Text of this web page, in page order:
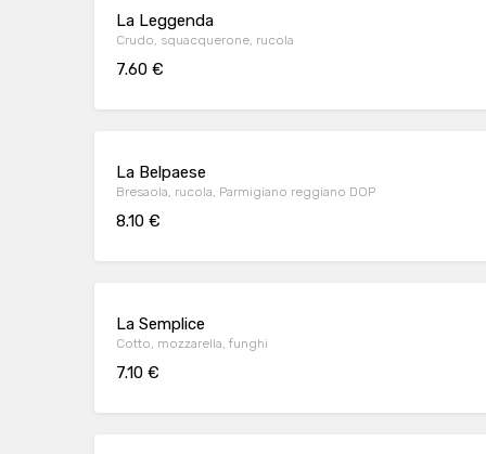
La Leggenda
Crudo, squacquerone, rucola
7.60 €
La Belpaese
Bresaola, rucola, Parmigiano reggiano DOP
8.10 €
La Semplice
Cotto, mozzarella, funghi
7.10 €